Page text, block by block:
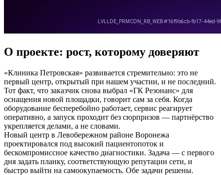
О проекте: рост, которому доверяют
«Клиника Петровская» развивается стремительно: это не
первый центр, открытый при нашем участии, и не последний.
Тот факт, что заказчик снова выбрал «ГК Резонанс» для
оснащения новой площадки, говорит сам за себя. Когда
оборудование бесперебойно работает, сервис реагирует
оперативно, а запуск проходит без сюрпризов — партнёрство
укрепляется делами, а не словами.
Новый центр в Левобережном районе Воронежа
проектировался под высокий пациентопоток и
бескомпромиссное качество диагностики. Задача — с первого
дня задать планку, соответствующую репутации сети, и
быстро выйти на самоокупаемость. Обе задачи решены.